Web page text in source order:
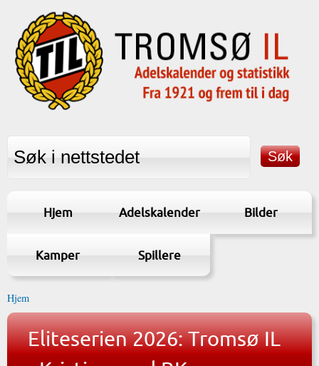
Hjem Adelskalender Bilder
Kamper Spillere
Hjem
Eliteserien 2026: Tromsø IL